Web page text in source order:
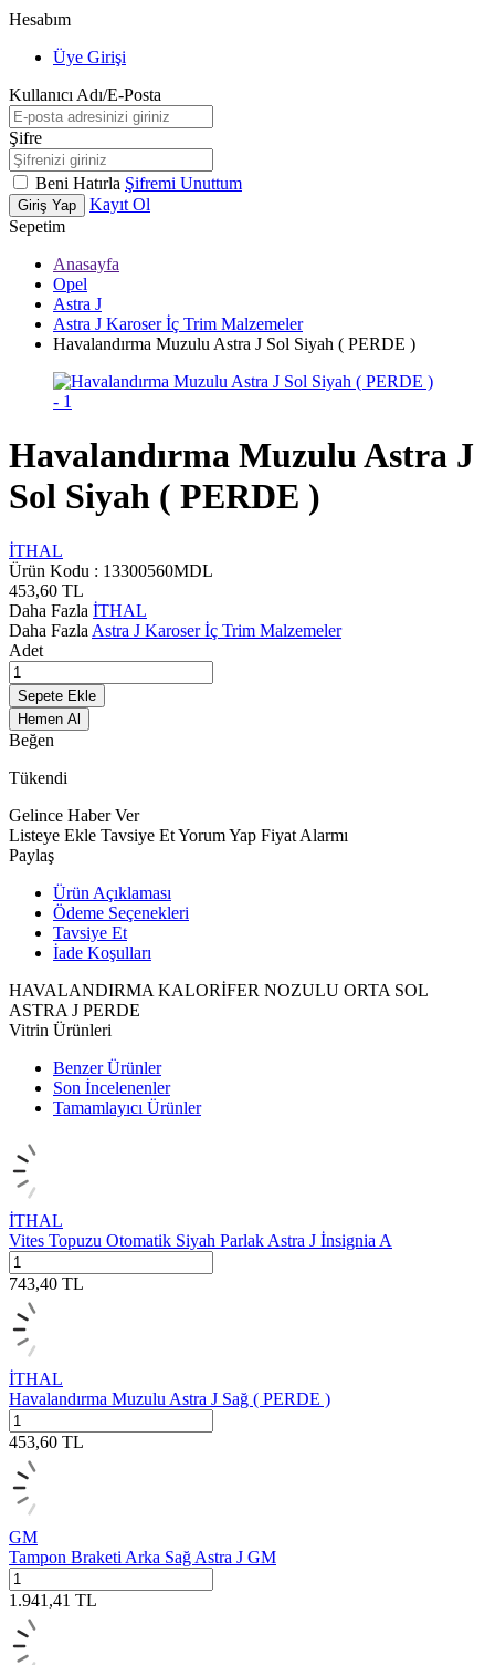
Hesabım
Üye Girişi
Kullanıcı Adı/E-Posta
Şifre
Beni Hatırla Şifremi Unuttum
Giriş Yap
Kayıt Ol
Sepetim
Anasayfa
Opel
Astra J
Astra J Karoser İç Trim Malzemeler
Havalandırma Muzulu Astra J Sol Siyah ( PERDE )
Havalandırma Muzulu Astra J
Sol Siyah ( PERDE )
İTHAL
Ürün Kodu : 13300560MDL
453,60 TL
Daha Fazla İTHAL
Daha Fazla Astra J Karoser İç Trim Malzemeler
Adet
Sepete Ekle
Hemen Al
Beğen
Tükendi
Gelince Haber Ver
Listeye Ekle Tavsiye EtYorum Yap Fiyat Alarmı
Paylaş
Ürün Açıklaması
Ödeme Seçenekleri
Tavsiye Et
İade Koşulları
HAVALANDIRMA KALORİFER NOZULU ORTA SOL
ASTRA J PERDE
Vitrin Ürünleri
Benzer Ürünler
Son İncelenenler
Tamamlayıcı Ürünler
İTHAL
Vites Topuzu Otomatik Siyah Parlak Astra J İnsignia A
743,40 TL
İTHAL
Havalandırma Muzulu Astra J Sağ ( PERDE )
453,60 TL
GM
Tampon Braketi Arka Sağ Astra J GM
1.941,41 TL